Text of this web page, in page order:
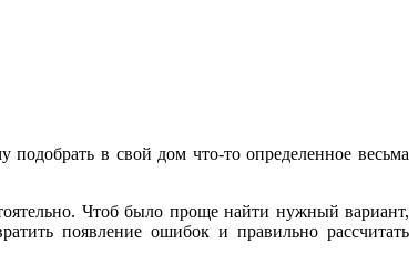
в свой дом что-то определенное весьма
Чтоб было проще найти нужный вариант,
появление ошибок и правильно рассчитать